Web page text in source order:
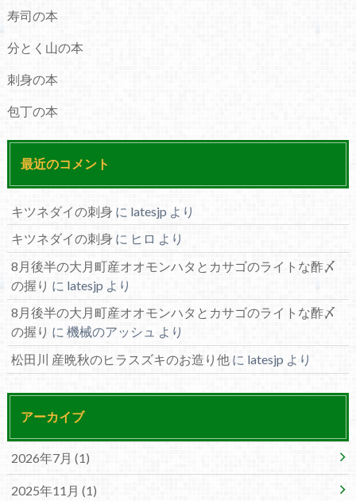
寿司の本
分とく山の本
刺身の本
包丁の本
最近のコメント
キツネダイの刺身 に latesjp より
キツネダイの刺身に ヒロ より
8月後半の大月町産オオモンハタとカサゴのライトな酢〆
の握り に latesjp より
8月後半の大月町産オオモンハタとカサゴのライトな酢〆
の握り に 機械のアッシュ より
松田川 産晩秋のヒラスズキのお造り他に latesjp より
アーカイブ
2026年7月 (1)
2025年11月 (1)